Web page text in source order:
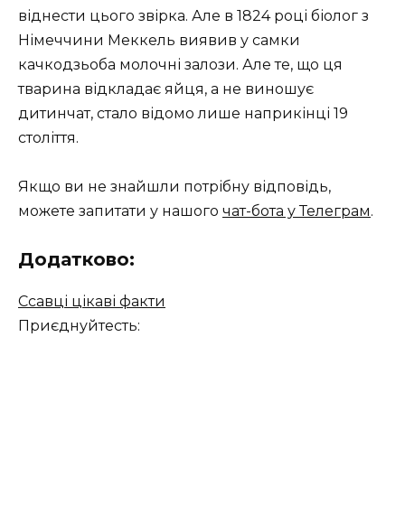
віднести цього звірка. Але в 1824 році біолог з
Німеччини Меккель виявив у самки
качкодзьоба молочні залози. Але те, що ця
тварина відкладає яйця, а не виношує
дитинчат, стало відомо лише наприкінці 19
століття.
Якщо ви не знайшли потрібну відповідь,
можете запитати у нашого чат-бота у Телеграм.
Додатково:
Ссавці цікаві факти
Приєднуйтесть: